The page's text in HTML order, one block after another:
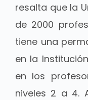
resalta que la
de 2000
tiene una
en la
en los
niveles 2 a 4.